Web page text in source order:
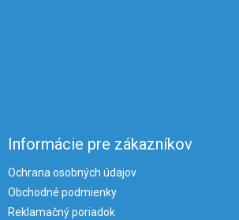
Informácie pre zákazníkov
Ochrana osobných údajov
Obchodné podmienky
Reklamačný poriadok